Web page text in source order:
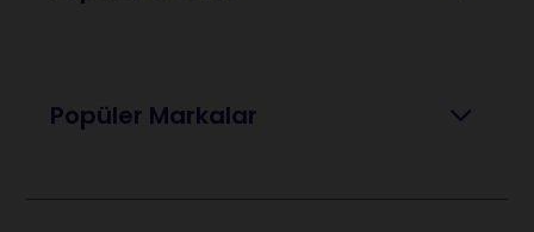
Popüler Markalar